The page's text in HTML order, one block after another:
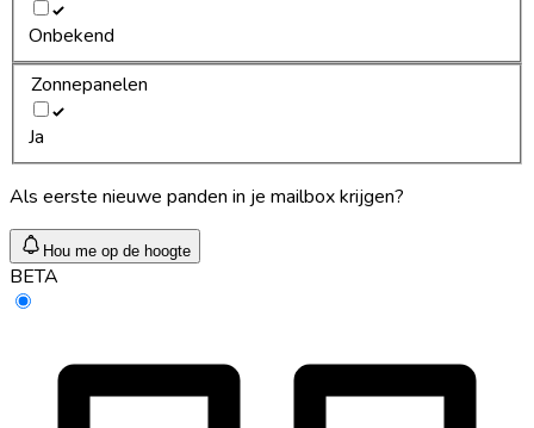
Onbekend
Zonnepanelen
Ja
Als eerste nieuwe panden in je mailbox krijgen?
Hou me op de hoogte
BETA